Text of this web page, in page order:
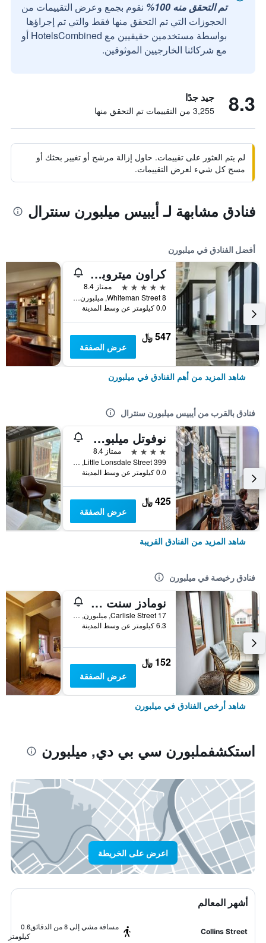
تم التحقق منه 100%
نقوم بجمع وعرض التقييمات من
الحجوزات التي تم التحقق منها فقط والتي تم إجراؤها
بواسطة مستخدمين حقيقيين مع HotelsCombined أو
مع شركائنا الخارجيين الموثوقين.
8.3 جيد جدًا
3,255 من التقييمات تم التحقق منها
لم يتم العثور على تقييمات. حاول إزالة مرشح أو تغيير بحثك أو
مسح كل شيء لعرض التقييمات.
فنادق مشابهة لـ أيبيس ميلبورن سنترال
أفضل الفنادق في ميلبورن
كراون ميتروبول ملبورن
5 نجوم
ممتاز 8.4
8 Whiteman Street, ميلبورن, VIC, أستراليا
0.0 كيلومتر عن وسط المدينة
547 ﷼
عرض الصفقة
شاهد المزيد من أهم الفنادق في ميلبورن
فنادق بالقرب من أيبيس ميلبورن سنترال
نوفوتل ميلبورن سنترال
4 نجوم
ممتاز 8.4
399 Little Lonsdale Street, ميلبورن, VIC, أستراليا
0.0 كيلومتر عن وسط المدينة
425 ﷼
عرض الصفقة
شاهد المزيد من الفنادق القريبة
فنادق رخيصة في ميلبورن
نومادز سنت كيلدا هوستل
17 Carlisle Street, ميلبورن, VIC, أستراليا
6.3 كيلومتر عن وسط المدينة
152 ﷼
عرض الصفقة
شاهد أرخص الفنادق في ميلبورن
استكشفملبورن سي بي دي, ميلبورن
اعرض على الخريطة
أشهر المعالم
Collins Street
مسافة مشي إلى 8 من الدقائق
0.6
كيلومتر